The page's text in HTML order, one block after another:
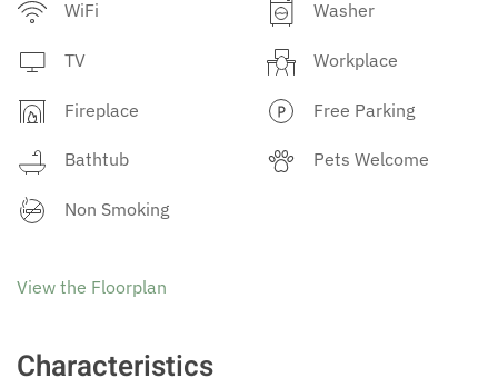
WiFi Washer
TV Workplace
Fireplace Free Parking
Bathtub Pets Welcome
Non Smoking
View the Floorplan
Characteristics